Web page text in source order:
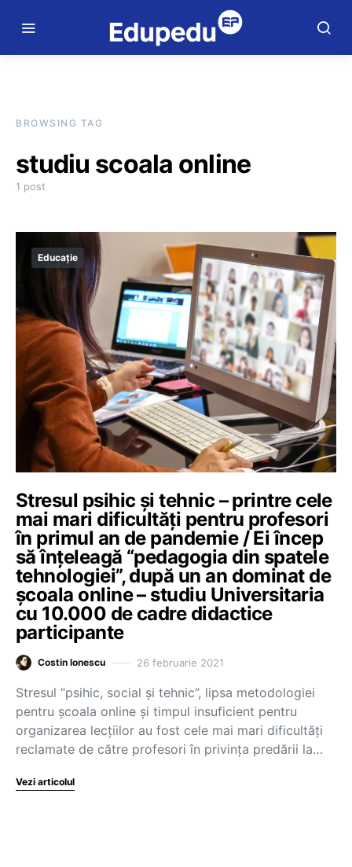
BROWSING TAG
studiu scoala online
1 post
Educație
Stresul psihic și tehnic – printre cele
mai mari dificultăți pentru profesori
în primul an de pandemie / Ei încep
să înțeleagă “pedagogia din spatele
tehnologiei”, după un an dominat de
școala online – studiu Universitaria
cu 10.000 de cadre didactice
participante
Costin Ionescu 26 februarie 2021
Stresul “psihic, social și tehnic”, lipsa metodologiei
pentru școala online și timpul insuficient pentru
organizarea lecțiilor au fost cele mai mari dificultăți
reclamate de către profesori în privința predării la…
Vezi articolul